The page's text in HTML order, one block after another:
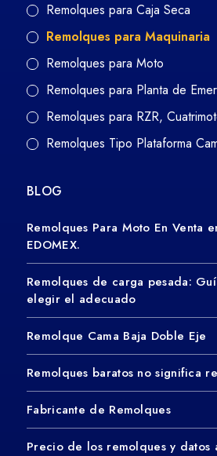
Remolques para Caja Seca
Remolques para Maquinaria
Remolques para Moto
Remolques para Planta de
Remolques para RZR,
Remolques Tipo Plataforma
BLOG
Remolques Para Moto En Venta
EDOMEX.
Remolques de carga pesada:
elegir el adecuado
Remolque Cama Baja Doble Eje
Remolques baratos no significa
Fabricante de Remolques
Precio de los remolques y datos